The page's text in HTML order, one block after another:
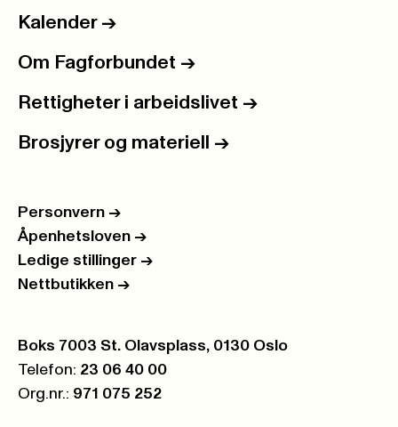
Kalender ->
Om Fagforbundet ->
Rettigheter i arbeidslivet ->
Brosjyrer og materiell ->
Personvern ->
Åpenhetsloven ->
Ledige stillinger ->
Nettbutikken ->
Postboks:
Boks 7003 St. Olavsplass, 0130 Oslo
Telefon: 23 06 40 00
Org.nr.: 971 075 252